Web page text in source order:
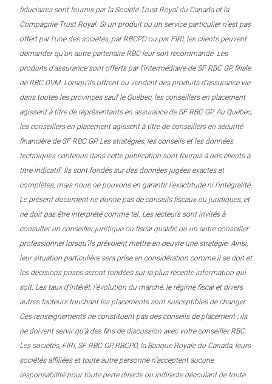
fiduciaires sont fournis par la Société Trust Royal du Canada et la
Compagnie Trust Royal. Si un produit ou un service particulier n’est pas
offert par l’une des sociétés, par RBCPD ou par FIRI, les clients peuvent
demander qu’un autre partenaire RBC leur soit recommandé. Les
produits d’assurance sont offerts par l’intermédiaire de SF RBC GP, filiale
de RBC DVM. Lorsqu’ils offrent ou vendent des produits d’assurance vie
dans toutes les provinces sauf le Québec, les conseillers en placement
agissent à titre de représentants en assurance de SF RBC GP. Au Québec,
les conseillers en placement agissent à titre de conseillers en sécurité
financière de SF RBC GP. Les stratégies, les conseils et les données
techniques contenus dans cette publication sont fournis à nos clients à
titre indicatif. Ils sont fondés sur des données jugées exactes et
complètes, mais nous ne pouvons en garantir l’exactitude ni l’intégralité.
Le présent document ne donne pas de conseils fiscaux ou juridiques, et
ne doit pas être interprété comme tel. Les lecteurs sont invités à
consulter un conseiller juridique ou fiscal qualifié ou un autre conseiller
professionnel lorsqu’ils prévoient mettre en oeuvre une stratégie. Ainsi,
leur situation particulière sera prise en considération comme il se doit et
les décisions prises seront fondées sur la plus récente information qui
soit. Les taux d’intérêt, l’évolution du marché, le régime fiscal et divers
autres facteurs touchant les placements sont susceptibles de changer.
Ces renseignements ne constituent pas des conseils de placement ; ils
ne doivent servir qu’à des fins de discussion avec votre conseiller RBC.
Les sociétés, FIRI, SF RBC GP, RBCPD, la Banque Royale du Canada, leurs
sociétés affiliées et toute autre personne n’acceptent aucune
responsabilité pour toute perte directe ou indirecte découlant de toute